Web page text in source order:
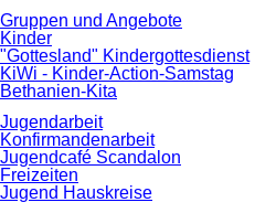
Gruppen und Angebote
Kinder
"Gottesland" Kindergottesdienst
KiWi - Kinder-Action-Samstag
Bethanien-Kita
Jugendarbeit
Konfirmandenarbeit
Jugendcafé Scandalon
Freizeiten
Jugend Hauskreise